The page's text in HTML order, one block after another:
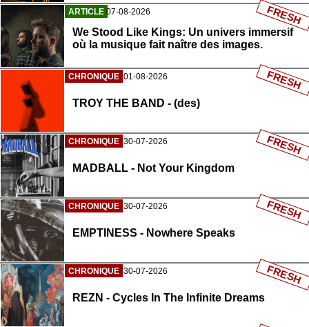
ARTICLE 07-08-2026
We Stood Like Kings: Un univers immersif
où la musique fait naître des images.
FRESH
CHRONIQUE 01-08-2026
TROY THE BAND - (des)
FRESH
CHRONIQUE 30-07-2026
MADBALL - Not Your Kingdom
FRESH
CHRONIQUE 30-07-2026
EMPTINESS - Nowhere Speaks
FRESH
CHRONIQUE 30-07-2026
REZN - Cycles In The Infinite Dreams
FRESH